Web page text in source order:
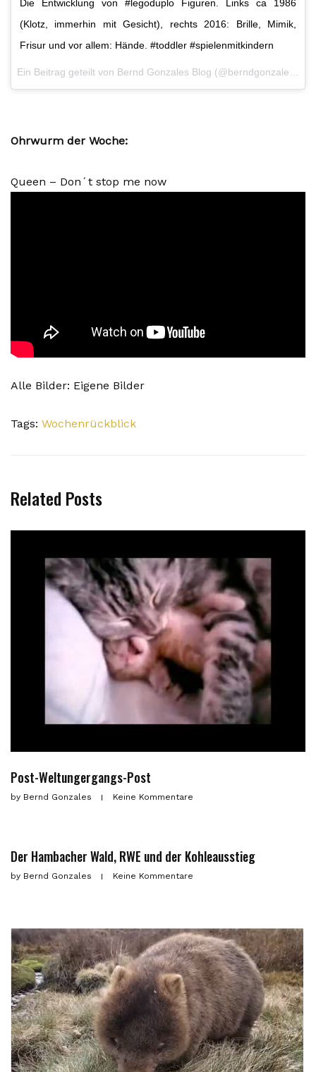
Die Entwicklung von #legoduplo Figuren. Links ca 1986
(Klotz, immerhin mit Gesicht), rechts 2016: Brille, Mimik,
Frisur und vor allem: Hände. #toddler #spielenmitkindern
Ohrwurm der Woche:
Queen – Don´t stop me now
Alle Bilder: Eigene Bilder
Tags: Wochenrückblick
Related Posts
Post-Weltungergangs-Post
by Bernd Gonzales Keine Kommentare
Der Hambacher Wald, RWE und der Kohleausstieg
by Bernd Gonzales Keine Kommentare